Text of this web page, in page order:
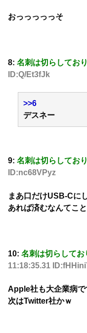
おっっっっっそ
8: 名刺は切らしてお
ID:Q/Et3fJk
>>6
デスネー
9: 名刺は切らしてお
ID:nc68VPyz
まあ口だけUSB-Cに
あれば済むなんてこ
10: 名刺は切らしてお
11:18:35.31
Apple社も大企業病で
次はTwitter社かｗ